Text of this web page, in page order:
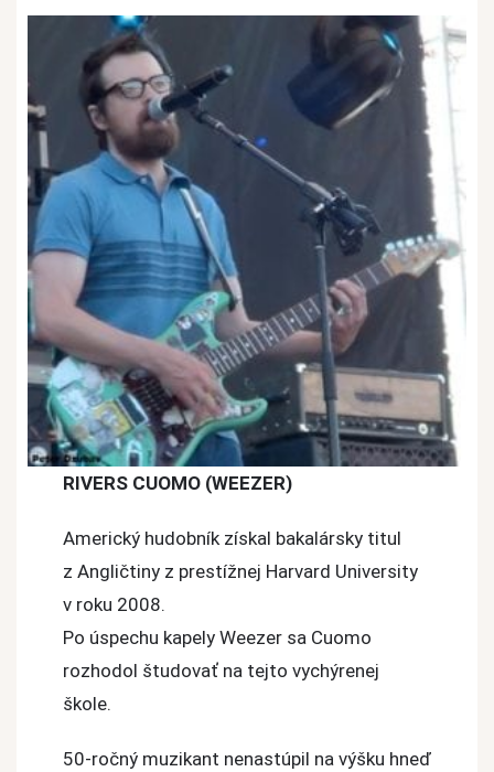
RIVERS CUOMO (WEEZER)
Americký hudobník získal bakalársky titul
z Angličtiny z prestížnej Harvard University
v roku 2008.
Po úspechu kapely Weezer sa Cuomo
rozhodol študovať na tejto vychýrenej
škole.
50-ročný muzikant nenastúpil na výšku hneď